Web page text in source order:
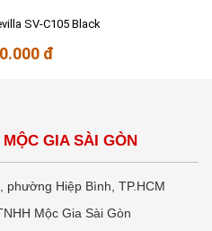
SV-C105 Black
đ
GIA SÀI GÒN
Hiệp Bình, TP.HCM
Mộc Gia Sài Gòn